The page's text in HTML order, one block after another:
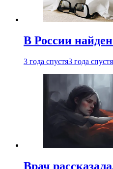
В России
3 года спустя3 года спустя
Врач